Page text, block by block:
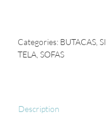
Categories: BUTACAS
TELA SOFAS
Description